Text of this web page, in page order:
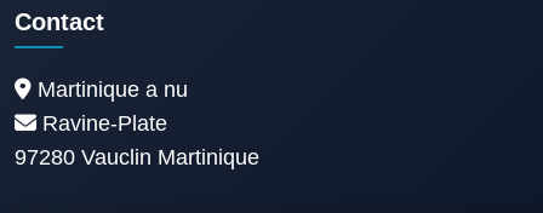
Contact
Martinique a nu
Ravine-Plate
97280 Vauclin Martinique